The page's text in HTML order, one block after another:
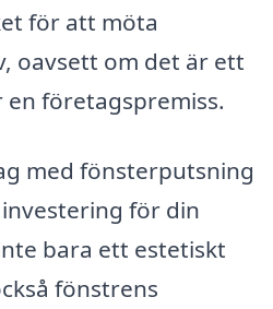
för att möta
oavsett om det är ett
företagspremiss.
med fönsterputsning
för din
bara ett estetiskt
fönstrens